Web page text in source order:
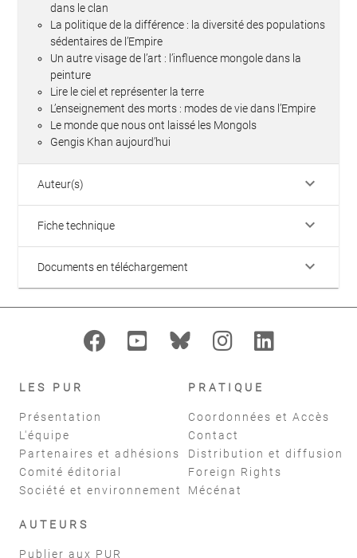
dans le clan
La politique de la différence : la diversité des populations
sédentaires de l’Empire
Un autre visage de l’art : l’influence mongole dans la
peinture
Lire le ciel et représenter la terre
L’enseignement des morts : modes de vie dans l’Empire
Le monde que nous ont laissé les Mongols
Gengis Khan aujourd’hui
Auteur(s) keyboard_arrow_down
Fiche technique keyboard_arrow_down
Documents en téléchargement keyboard_arrow_down
LES PUR
Présentation
L'équipe
Partenaires et adhésions
Comité éditorial
Société et environnement
PRATIQUE
Coordonnées et Accès
Contact
Distribution et diffusion
Foreign Rights
Mécénat
AUTEURS
Publier aux PUR